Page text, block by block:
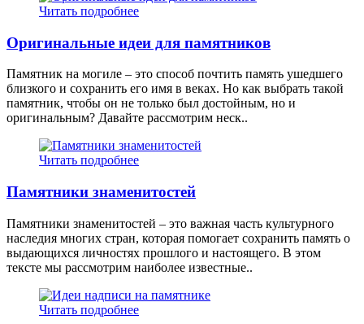
Читать подробнее
Оригинальные идеи для памятников
Памятник на могиле – это способ почтить память ушедшего
близкого и сохранить его имя в веках. Но как выбрать такой
памятник, чтобы он не только был достойным, но и
оригинальным? Давайте рассмотрим неск..
Читать подробнее
Памятники знаменитостей
Памятники знаменитостей – это важная часть культурного
наследия многих стран, которая помогает сохранить память о
выдающихся личностях прошлого и настоящего. В этом
тексте мы рассмотрим наиболее известные..
Читать подробнее